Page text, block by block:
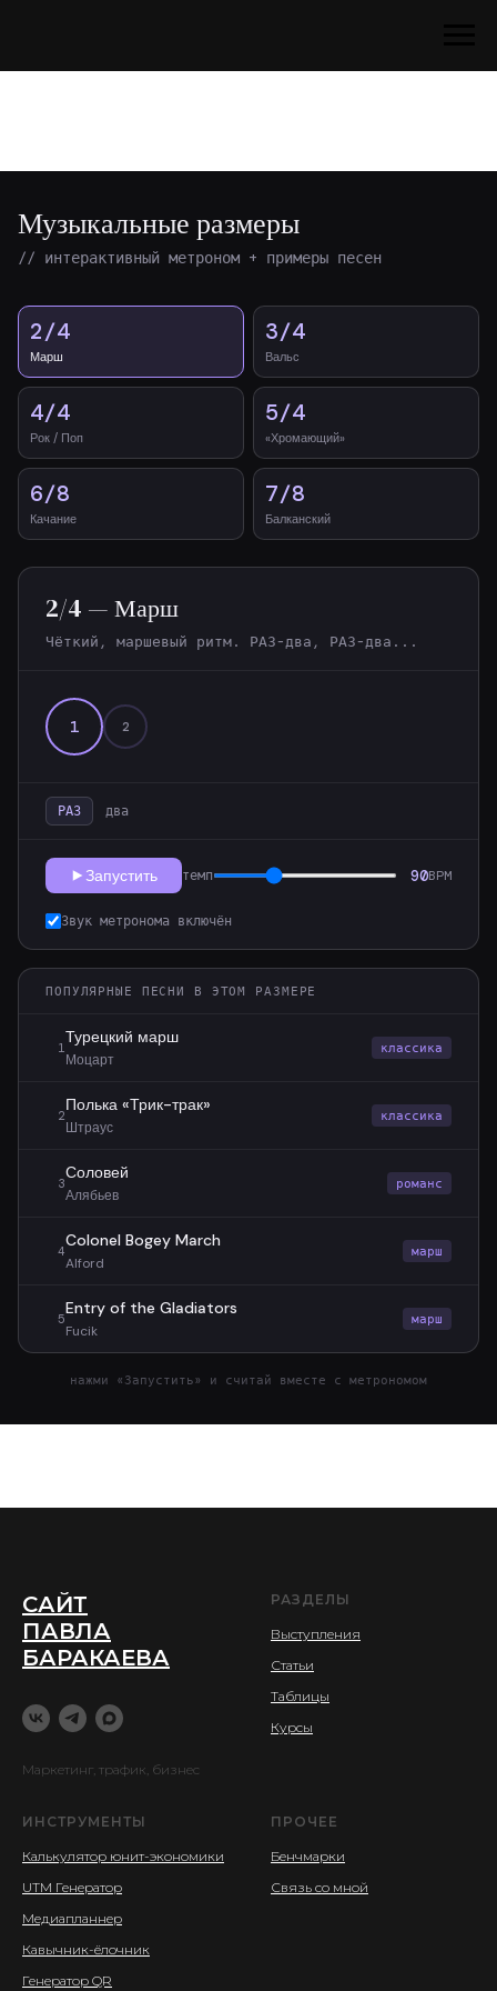
Музыкальные размеры
// интерактивный метроном + примеры песен
2/4
Марш
3/4
Вальс
4/4
Рок / Поп
5/4
«Хромающий»
6/8
Качание
7/8
Балканский
2/4 — Марш
Чёткий, маршевый ритм. РАЗ-два, РАЗ-два...
1 2
РАЗ два
Запустить темп 90BPM
Звук метронома включён
ПОПУЛЯРНЫЕ ПЕСНИ В ЭТОМ РАЗМЕРЕ
1
Турецкий марш
Моцарт
классика
2
Полька «Трик-трак»
Штраус
классика
3
Соловей
Алябьев
романс
4
Colonel Bogey March
Alford
марш
5
Entry of the Gladiators
Fucik
марш
нажми «Запустить» и считай вместе с метрономом
САЙТ
ПАВЛА
БАРАКАЕВА
Маркетинг, трафик, бизнес
РАЗДЕЛЫ
Выступления
Статьи
Таблицы
Курсы
ИНСТРУМЕНТЫ
Калькулятор юнит-экономики
UTM Генератор
Медиапланнер
Кавычник-ёлочник
Генератор QR
ПРОЧЕЕ
Бенчмарки
Связь со мной